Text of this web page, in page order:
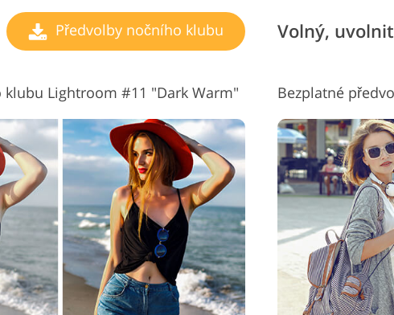
Předvolby nočního klubu Volný, uvolnit
klubu Lightroom #11 "Dark Warm"